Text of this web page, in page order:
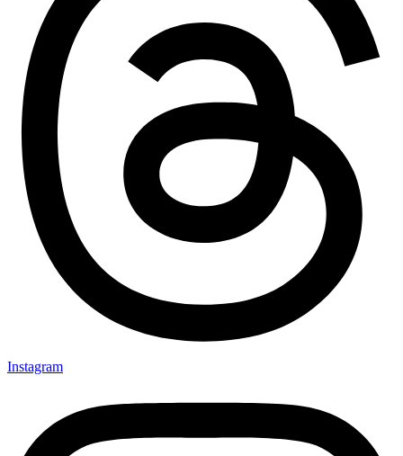
Instagram